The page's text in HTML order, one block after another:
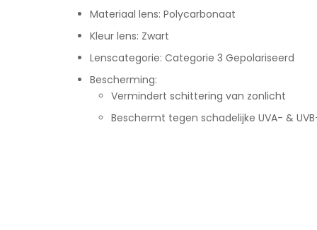
Materiaal lens: Polycarbonaat
Kleur lens: Zwart
Lenscategorie: Categorie 3 Gepolariseerd
Bescherming:
Vermindert schittering van zonlicht
Beschermt tegen schadelijke UVA- &